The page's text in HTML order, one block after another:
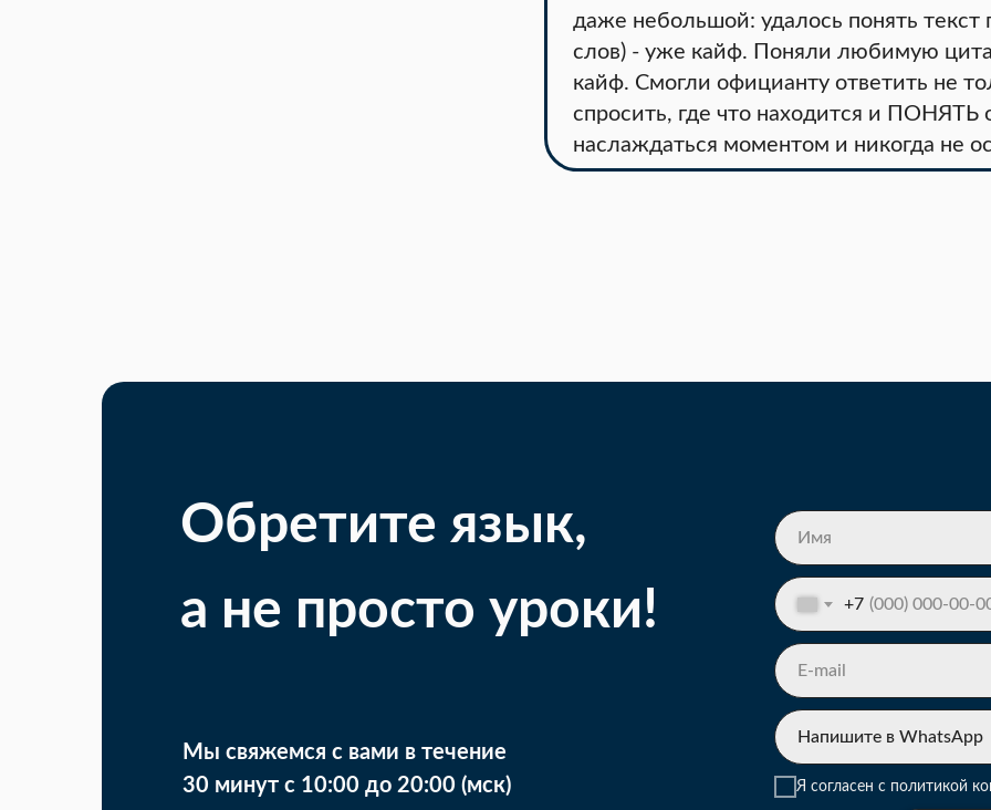
даже небольшой: удалось понять текст
слов) - уже кайф. Поняли любимую
кайф. Смогли официанту ответить не
спросить, где что находится и ПОНЯТЬ
наслаждаться моментом и никогда не
Обретите язык,
а не просто уроки!
Мы свяжемся с вами в течение
30 минут с 10:00 до 20:00 (мск)
+7
Я согласен с политикой